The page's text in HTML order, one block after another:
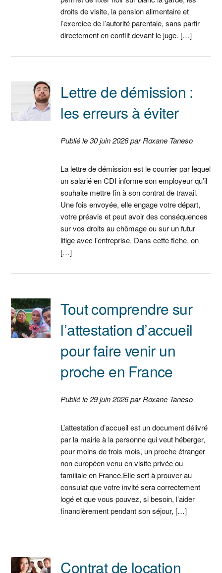
droits de visite, la pension alimentaire et
l’exercice de l’autorité parentale, sans partir
directement en conflit devant le juge. […]
Lettre de démission :
les erreurs à éviter
Publié le 30 juin 2026 par Roxane Taneso
La lettre de démission est le courrier par lequel
un salarié en CDI informe son employeur qu’il
souhaite mettre fin à son contrat de travail.
Une fois envoyée, elle engage votre départ,
votre préavis et peut avoir des conséquences
sur vos droits au chômage ou sur un futur
litige avec l’entreprise. Dans cette fiche, on
[…]
Tout comprendre sur
l’attestation d’accueil
pour faire venir un
proche en France
Publié le 29 juin 2026 par Roxane Taneso
L’attestation d’accueil est un document délivré
par la mairie à la personne qui veut héberger,
pour moins de trois mois, un proche étranger
non européen venu en visite privée ou
familiale en France.Elle sert à prouver au
consulat que votre invité sera correctement
logé et que vous pouvez, si besoin, l’aider
financièrement pendant son séjour, […]
Contrat de location